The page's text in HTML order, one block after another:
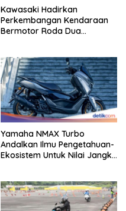
Kawasaki Hadirkan
Perkembangan Kendaraan
Bermotor Roda Dua
Yamaha NMAX Turbo
Andalkan Ilmu Pengetahuan-
Ekosistem Untuk Nilai Jangka